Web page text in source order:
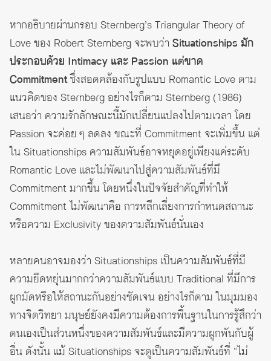
หากอธิบายผ่านกรอบ Sternberg’s Triangular Theory of
Love ของ Robert Sternberg จะพบว่า Situationships มัก
ประกอบด้วย Intimacy และ Passion แต่ขาด
Commitmentซึ่งสอดคล้องกับรูปแบบ Romantic Love ตาม
แนวคิดของ Sternberg อย่างไรก็ตาม Sternberg (1986)
เสนอว่า ความรักลักษณะนี้มักเปลี่ยนแปลงไปตามเวลา โดย
Passion จะค่อย ๆ ลดลง ขณะที่ Commitment จะเพิ่มขึ้น แต่
ใน Situationships ความสัมพันธ์อาจหยุดอยู่เพียงแค่ระดับ
Romantic Love และไม่พัฒนาไปสู่ความสัมพันธ์ที่มี
Commitment มากขึ้น โดยหนึ่งในปัจจัยสำคัญที่ทำให้
Commitment ไม่พัฒนาคือ การหลีกเลี่ยงการกำหนดสถานะ
หรือความ Exclusivity ของความสัมพันธ์นั่นเอง
หลายคนอาจมองว่า Situationships เป็นความสัมพันธ์ที่มี
ความยืดหยุ่นมากกว่าความสัมพันธ์แบบ Traditional ที่มีการ
ผูกมัดหรือให้สถานะกันอย่างชัดเจน อย่างไรก็ตาม ในมุมมอง
ทางจิตวิทยา มนุษย์ยังคงมีความต้องการพื้นฐานในการรู้สึกว่า
ตนเองเป็นส่วนหนึ่งของความสัมพันธ์และมีความผูกพันกับผู้
อื่น ดังนั้น แม้ Situationships จะดูเป็นความสัมพันธ์ที่ “ไม่